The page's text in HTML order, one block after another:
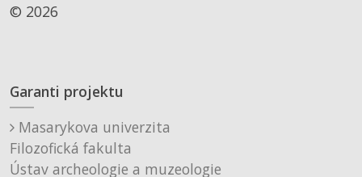
© 2026
Garanti projektu
Masarykova univerzita
Filozofická fakulta
Ústav archeologie a muzeologie